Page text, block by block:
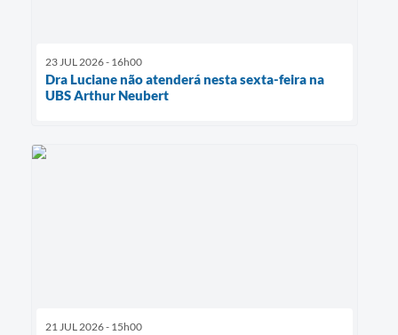
23 JUL 2026 - 16h00
Dra Luciane não atenderá nesta sexta-feira na
UBS Arthur Neubert
21 JUL 2026 - 15h00